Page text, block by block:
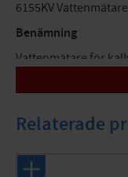
6155KV
Benämning
Vattenmätare för
Konstruktion
Torrlöpande
Relaterade